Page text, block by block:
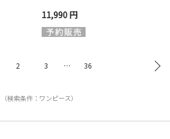
11,990 円
2 3 … 36
（検索条件：ワンピース）